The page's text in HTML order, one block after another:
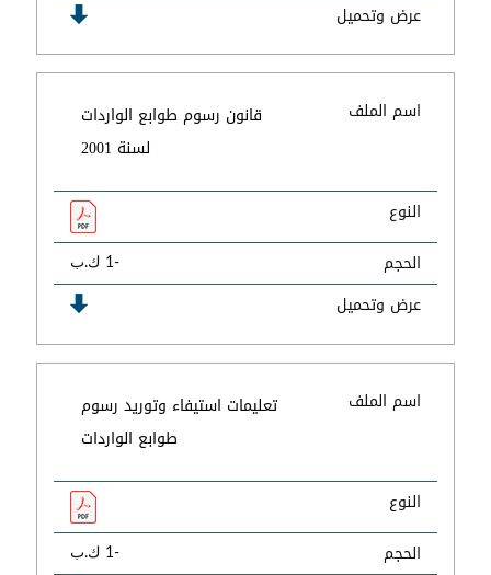
عرض وتحميل
اسم الملف
قانون رسوم طوابع الواردات
لسنة 2001
النوع
الحجم
-1 ك.ب
عرض وتحميل
اسم الملف
تعليمات استيفاء وتوريد رسوم
طوابع الواردات
النوع
الحجم
-1 ك.ب